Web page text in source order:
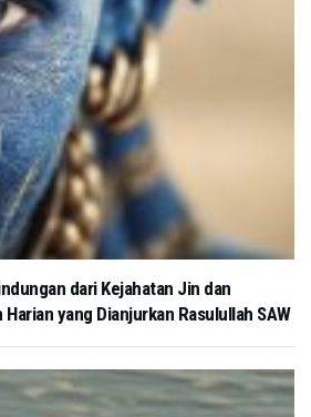
dari Kejahatan Jin dan
Harian yang Dianjurkan Rasulullah SAW